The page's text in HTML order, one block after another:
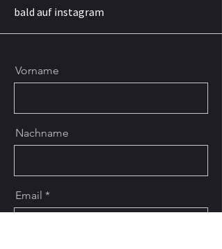
bald auf instagram
Vorname
Nachname
Email